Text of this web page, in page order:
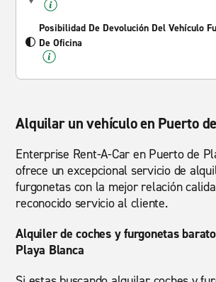
Posibilidad De Devolución Del Vehículo
De Oficina
Alquilar un vehículo en Puerto
Enterprise Rent-A-Car en Puerto de
ofrece un excepcional servicio de
furgonetas con la mejor relación
reconocido servicio al cliente.
Alquiler de coches y furgonetas
Playa Blanca